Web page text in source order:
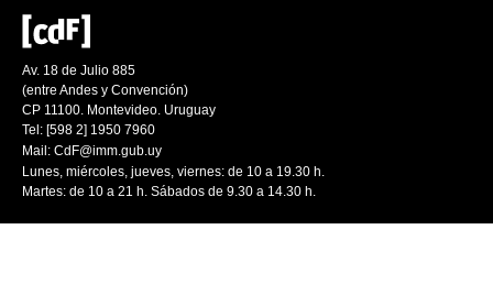
Av. 18 de Julio 885
(entre Andes y Convención)
CP 11100. Montevideo. Uruguay
Tel: [598 2] 1950 7960
Mail: CdF@imm.gub.uy
Lunes, miércoles, jueves, viernes: de 10 a 19.30 h.
Martes: de 10 a 21 h. Sábados de 9.30 a 14.30 h.